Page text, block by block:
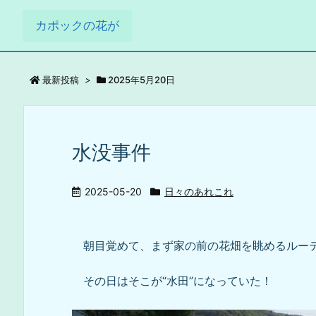
カポックの花が
最新投稿 > 2025年5月20日
水没事件
2025-05-20 日々のあれこれ
朝目覚めて、まず家の前の花畑を眺めるルー
その日はそこが“水田”になっていた！